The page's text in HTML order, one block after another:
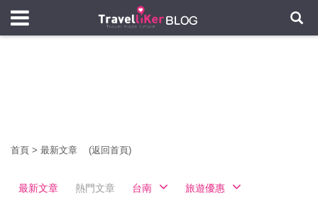
首頁 > 最新文章 (返回首頁)
最新文章 熱門文章 台南 旅遊優惠